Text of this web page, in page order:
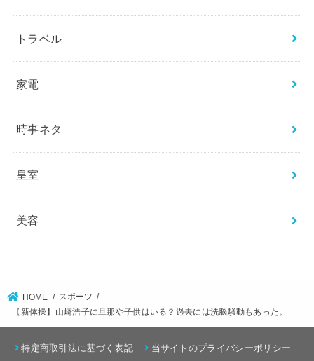
トラベル
家電
時事ネタ
皇室
美容
HOME
スポーツ
【新体操】山崎浩子に旦那や子供はいる？過去には洗脳騒動もあった。
特定商取引法に基づく表記 当サイトのプライバシーポリシー